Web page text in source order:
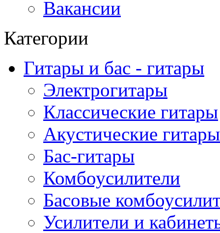
Вакансии
Категории
Гитары и бас - гитары
Электрогитары
Классические гитары
Акустические гитары
Бас-гитары
Комбоусилители
Басовые
Усилители и